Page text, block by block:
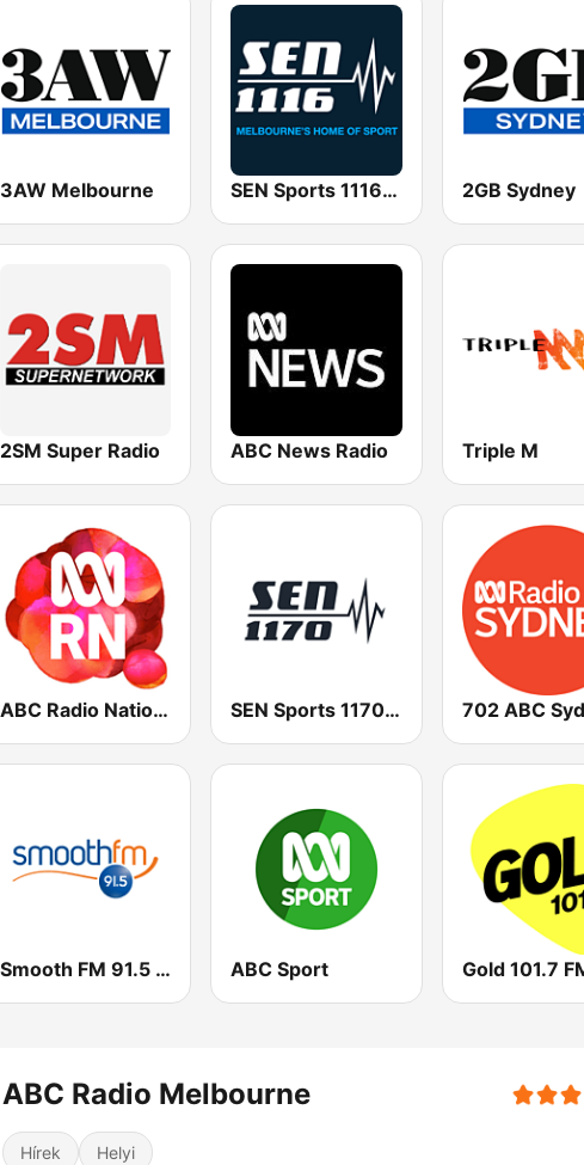
3AW Melbourne SEN Sports 1116 AM 2GB Sydney
2SM Super Radio ABC News Radio Triple M
ABC Radio National SEN Sports 1170 Sydney 702 ABC
Smooth FM 91.5 Melbourne ABC Sport Gold 101.7
ABC Radio Melbourne
Hírek Helyi